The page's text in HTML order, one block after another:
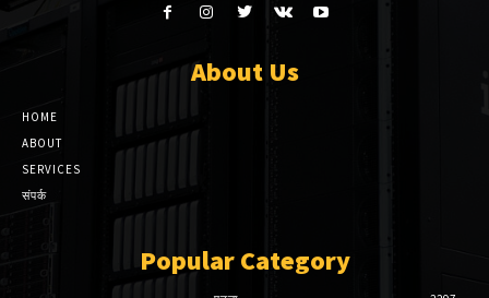
About Us
HOME
ABOUT
SERVICES
संपर्क
Popular Category